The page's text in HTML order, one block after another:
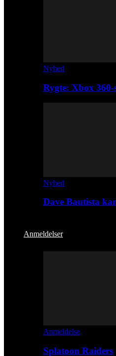
Nyhed
Rygte: Xbox
Nyhed
Dave Bautista
Anmeldelser
Anmeldelse
Splatoon Raiders